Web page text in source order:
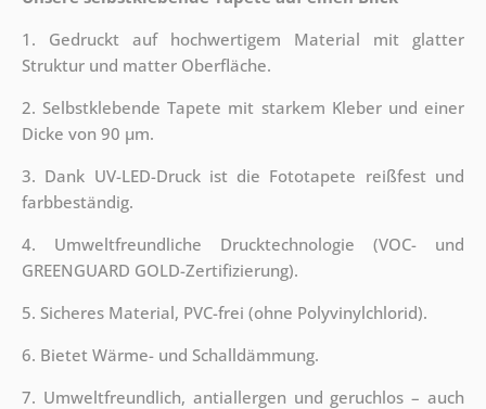
1. Gedruckt auf hochwertigem Material mit glatter
Struktur und matter Oberfläche.
2. Selbstklebende Tapete mit starkem Kleber und einer
Dicke von 90 µm.
3. Dank UV-LED-Druck ist die Fototapete reißfest und
farbbeständig.
4. Umweltfreundliche Drucktechnologie (VOC- und
GREENGUARD GOLD-Zertifizierung).
5. Sicheres Material, PVC-frei (ohne Polyvinylchlorid).
6. Bietet Wärme- und Schalldämmung.
7. Umweltfreundlich, antiallergen und geruchlos – auch